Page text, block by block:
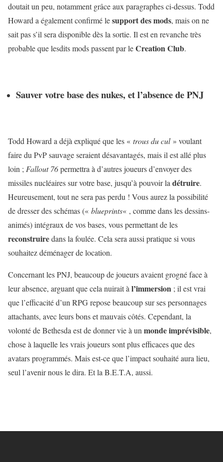
doutait un peu, notamment grâce aux paragraphes ci-dessus. Todd
Howard a également confirmé lesupport des mods, mais on ne
sait pas s’il sera disponible dès la sortie. Il est en revanche très
probable que lesdits mods passent par leCreation Club.
Sauver votre base des nukes, et l’absence de PNJ
Todd Howard a déjà expliqué que les « trous du cul» voulant
faire du PvP sauvage seraient désavantagés, mais il est allé plus
loin ; Fallout 76permettra à d’autres joueurs d’envoyer des
missiles nucléaires sur votre base, jusqu’à pouvoir la détruire.
Heureusement, tout ne sera pas perdu ! Vous aurez la possibilité
de dresser des schémas (« blueprints« , comme dans les dessins-
animés) intégraux de vos bases, vous permettant de les
reconstruiredans la foulée. Cela sera aussi pratique si vous
souhaitez déménager de location.
Concernant les PNJ, beaucoup de joueurs avaient grogné face à
leur absence, arguant que cela nuirait à l’immersion ; il est vrai
que l’efficacité d’un RPG repose beaucoup sur ses personnages
attachants, avec leurs bons et mauvais côtés. Cependant, la
volonté de Bethesda est de donner vie à un monde imprévisible,
chose à laquelle les vrais joueurs sont plus efficaces que des
avatars programmés. Mais est-ce que l’impact souhaité aura lieu,
seul l’avenir nous le dira. Et la B.E.T.A, aussi.